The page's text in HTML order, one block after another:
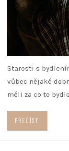
Starosti s
vůbec nějaké
měli za co to
PŘEČÍST